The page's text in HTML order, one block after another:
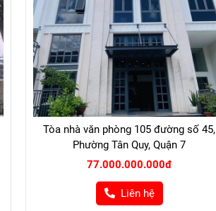
Tòa nhà văn phòng 105 đường số 45,
Phường Tân Quy, Quận 7
77.000.000.000đ
Liên hệ